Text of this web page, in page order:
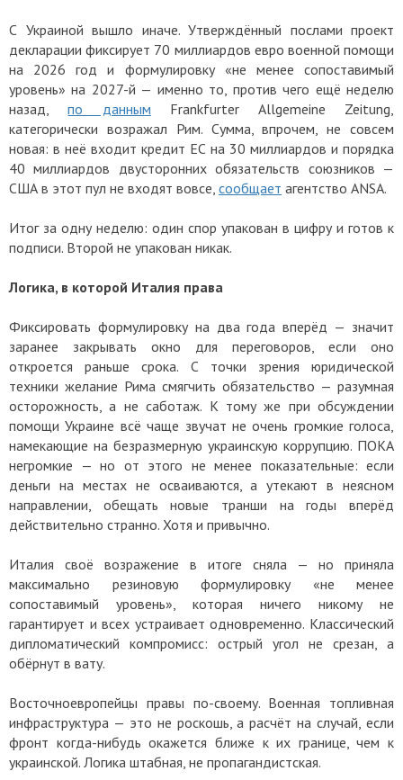
С Украиной вышло иначе. Утверждённый послами проект
декларации фиксирует 70 миллиардов евро военной помощи
на 2026 год и формулировку «не менее сопоставимый
уровень» на 2027-й — именно то, против чего ещё неделю
назад,по данным Frankfurter Allgemeine Zeitung,
категорически возражал Рим. Сумма, впрочем, не совсем
новая: в неё входит кредит ЕС на 30 миллиардов и порядка
40 миллиардов двусторонних обязательств союзников —
США в этот пул не входят вовсе, сообщает агентство ANSA.
Итог за одну неделю: один спор упакован в цифру и готов к
подписи. Второй не упакован никак.
Логика, в которой Италия права
Фиксировать формулировку на два года вперёд — значит
заранее закрывать окно для переговоров, если оно
откроется раньше срока. С точки зрения юридической
техники желание Рима смягчить обязательство — разумная
осторожность, а не саботаж. К тому же при обсуждении
помощи Украине всё чаще звучат не очень громкие голоса,
намекающие на безразмерную украинскую коррупцию. ПОКА
негромкие — но от этого не менее показательные: если
деньги на местах не осваиваются, а утекают в неясном
направлении, обещать новые транши на годы вперёд
действительно странно. Хотя и привычно.
Италия своё возражение в итоге сняла — но приняла
максимально резиновую формулировку «не менее
сопоставимый уровень», которая ничего никому не
гарантирует и всех устраивает одновременно. Классический
дипломатический компромисс: острый угол не срезан, а
обёрнут в вату.
Восточноевропейцы правы по-своему. Военная топливная
инфраструктура — это не роскошь, а расчёт на случай, если
фронт когда-нибудь окажется ближе к их границе, чем к
украинской. Логика штабная, не пропагандистская.